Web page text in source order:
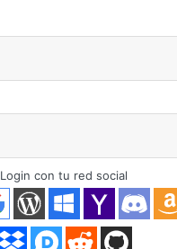
Acceder
Login con tu red social